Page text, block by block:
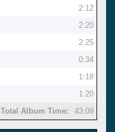
2:12
2:20
2:25
0:34
1:18
1:20
Total Album Time:
43:09